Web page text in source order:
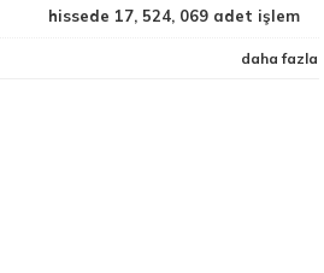
hissede 17, 524, 069 adet işlem
daha fazla